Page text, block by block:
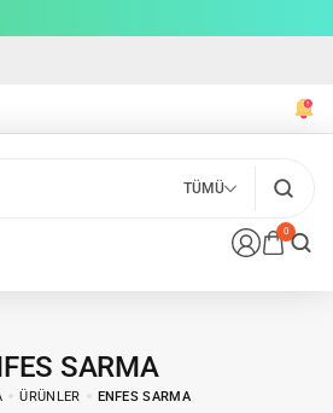
0
TÜMÜ
SARMA
ÜRÜNLER ENFES SARMA